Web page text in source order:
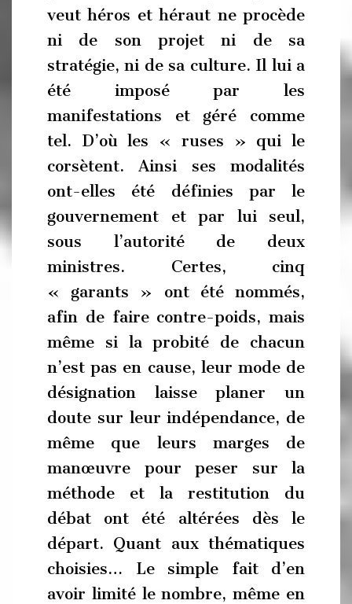
veut héros et héraut ne procède
ni de son projet ni de sa
stratégie, ni de sa culture. Il lui a
été imposé par les
manifestations et géré comme
tel. D’où les « ruses » qui le
corsètent. Ainsi ses modalités
ont-elles été définies par le
gouvernement et par lui seul,
sous l’autorité de deux
ministres. Certes, cinq
« garants » ont été nommés,
afin de faire contre-poids, mais
même si la probité de chacun
n’est pas en cause, leur mode de
désignation laisse planer un
doute sur leur indépendance, de
même que leurs marges de
manœuvre pour peser sur la
méthode et la restitution du
débat ont été altérées dès le
départ. Quant aux thématiques
choisies… Le simple fait d’en
avoir limité le nombre, même en